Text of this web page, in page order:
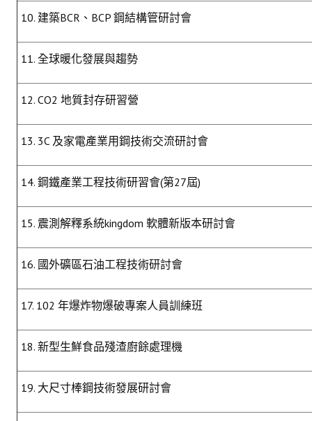
10. 建築BCR、BCP 鋼結構管研討會
11. 全球暖化發展與趨勢
12. CO2 地質封存研習營
13. 3C 及家電產業用鋼技術交流研討會
14. 鋼鐵產業工程技術研習會(第27屆)
15. 震測解釋系統kingdom 軟體新版本研討會
16. 國外礦區石油工程技術研討會
17. 102 年爆炸物爆破專案人員訓練班
18. 新型生鮮食品殘渣廚餘處理機
19. 大尺寸棒鋼技術發展研討會